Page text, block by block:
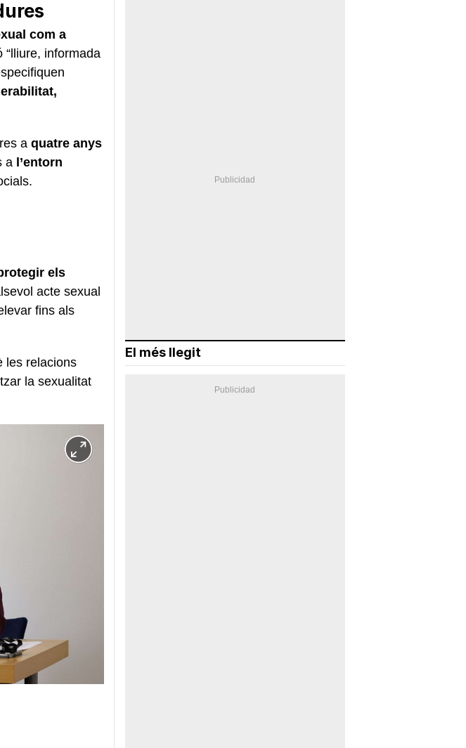
com a
“lliure, informada
a quatre anys
a l’entorn
els
acte sexual
fins als
les relacions
la sexualitat
El més llegit